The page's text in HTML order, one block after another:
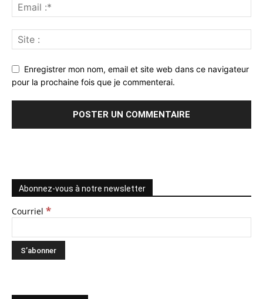
Enregistrer mon nom, email et site web dans ce navigateur
pour la prochaine fois que je commenterai.
Abonnez-vous à notre newsletter
Courriel *